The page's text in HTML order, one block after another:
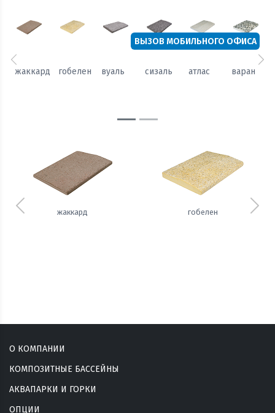
жаккард гобелен вуаль сизаль атлас варан
Предыдущий
жаккард гобелен
Предыдущий
О КОМПАНИИ
КОМПОЗИТНЫЕ БАССЕЙНЫ
АКВАПАРКИ И ГОРКИ
ОПЦИИ
ВЫЗОВ МОБИЛЬНОГО ОФИСА